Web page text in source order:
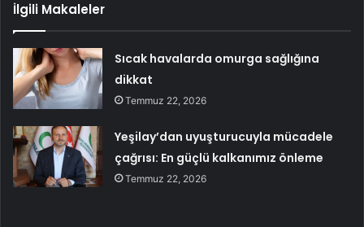
İlgili Makaleler
Sıcak havalarda omurga sağlığına
dikkat
Temmuz 22, 2026
Yeşilay’dan uyuşturucuyla mücadele
çağrısı: En güçlü kalkanımız önleme
Temmuz 22, 2026